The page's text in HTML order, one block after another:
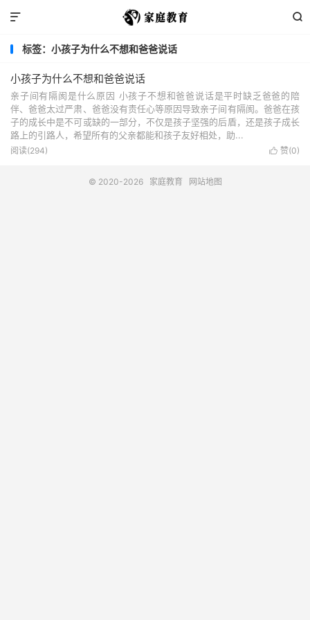


标签：小孩子为什么不想和爸爸说话
小孩子为什么不想和爸爸说话
亲子间有隔阂是什么原因 小孩子不想和爸爸说话是平时缺乏爸爸的陪
伴、爸爸太过严肃、爸爸没有责任心等原因导致亲子间有隔阂。爸爸在孩
子的成长中是不可或缺的一部分，不仅是孩子坚强的后盾，还是孩子成长
路上的引路人，希望所有的父亲都能和孩子友好相处，助...
 赞(0)
阅读(294)
© 2020-2026 家庭教育 网站地图